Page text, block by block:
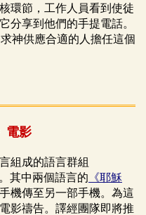
環節，工作人員看到使徒
分享到他們的手提電話。
神供應合適的人擔任這個
電影
組成的語言群組
其中兩個語言的 《耶穌
機傳至另一部手機。為這
影禱告。譯經團隊即將推